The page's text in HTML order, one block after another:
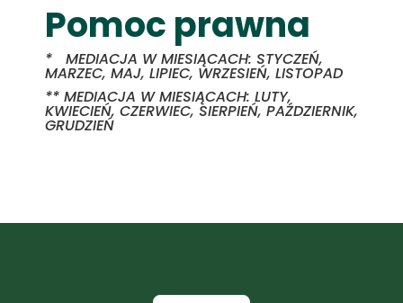
Pomoc prawna
* MEDIACJA W MIESIĄCACH: STYCZEŃ,
MARZEC, MAJ, LIPIEC, WRZESIEŃ, LISTOPAD
** MEDIACJA W MIESIĄCACH: LUTY,
KWIECIEŃ, CZERWIEC, SIERPIEŃ, PAŹDZIERNIK,
GRUDZIEŃ